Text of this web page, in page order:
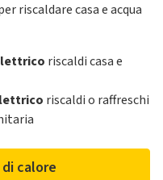
riscaldare casa e acqua
riscaldi casa e
riscaldi o raffreschi
calore